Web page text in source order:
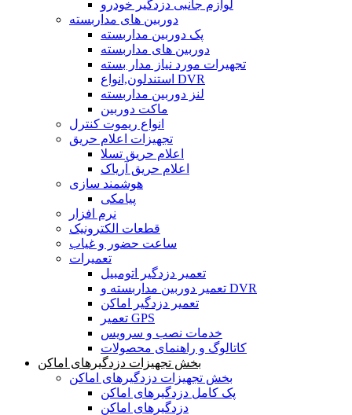
لوازم جانبی دزدگیر خودرو
دوربین های مداربسته
پک دوربین مداربسته
دوربین های مداربسته
تجهیرات مورد نیاز مدار بسته
استندلون,انواع DVR
لنز دوربین مداربسته
ماکت دوربین
انواع ریموت کنترل
تجهیزات اعلام حریق
اعلام حریق تسلا
اعلام حریق آریاک
هوشمند سازی
پیامکی
نرم افزار
قطعات الکترونیک
ساعت حضور و غیاب
تعمیرات
تعمیر دزدگیر اتومبیل
تعمیر دوربین مداربسته و DVR
تعمیر دزدگیر اماکن
تعمیر GPS
خدمات نصب و سرویس
کاتالوگ و راهنمای محصولات
بخش تجهیزات دزدگیرهای اماکن
بخش تجهیزات دزدگیرهای اماکن
پک کامل دزدگیرهای اماکن
دزدگیرهای اماکن